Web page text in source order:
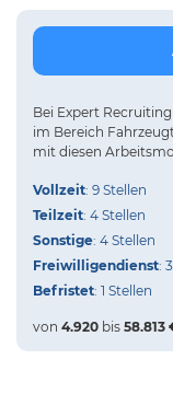
Bei Expert Recruiting
im Bereich
mit diesen
Vollzeit: 9 Stellen
Teilzeit: 4 Stellen
Sonstige: 4 Stellen
Freiwilligendienst:
Befristet: 1 Stellen
von 4.920 bis 58.813